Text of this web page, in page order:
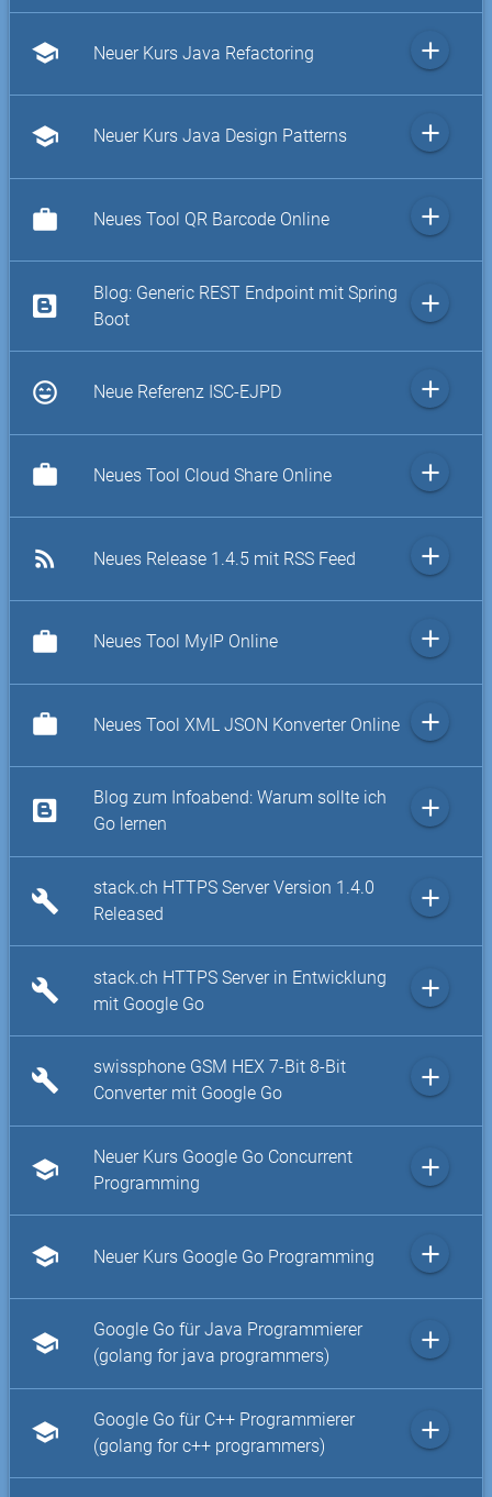
school Neuer Kurs Java Refactoring add
school Neuer Kurs Java Design Patterns add
work Neues Tool QR Barcode Online add
Blog: Generic REST Endpoint mit Spring
Boot
add
sentiment_very_satisfied Neue Referenz ISC-EJPD add
work Neues Tool Cloud Share Online add
rss_feed Neues Release 1.4.5 mit RSS Feed add
work Neues Tool MyIP Online add
work Neues Tool XML JSON Konverter Online add
Blog zum Infoabend: Warum sollte ich
Go lernen
add
build
stack.ch HTTPS Server Version 1.4.0
Released
add
build
stack.ch HTTPS Server in Entwicklung
mit Google Go
add
build
swissphone GSM HEX 7-Bit 8-Bit
Converter mit Google Go
add
school
Neuer Kurs Google Go Concurrent
Programming
add
school Neuer Kurs Google Go Programming add
school
Google Go für Java Programmierer
(golang for java programmers)
add
school
Google Go für C++ Programmierer
(golang for c++ programmers)
add